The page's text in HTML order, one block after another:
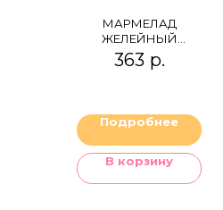
МАРМЕЛАД
ЖЕЛЕЙНЫЙ
"КЛУБНИЧНОЕ
ТАНГО" (КЛУБНИКА
363 р.
Подробнее
В корзину